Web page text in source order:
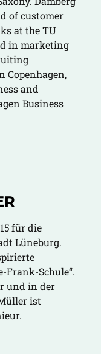
of customer
at the TU
in marketing
Copenhagen,
and
Business
für die
Lüneburg.
Frank-Schule“.
und in der
ist